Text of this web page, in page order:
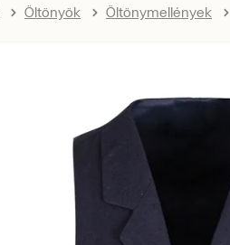
Öltönyök Öltönymellények